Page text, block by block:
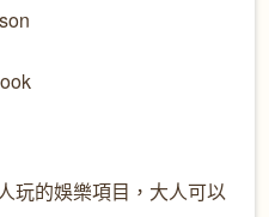
玩的娛樂項目，大人可以